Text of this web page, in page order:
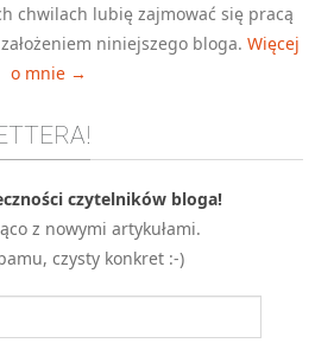
chwilach lubię zajmować się pracą
niniejszego bloga. Więcej
o mnie →
czytelników bloga!
z nowymi artykułami.
czysty konkret :-)